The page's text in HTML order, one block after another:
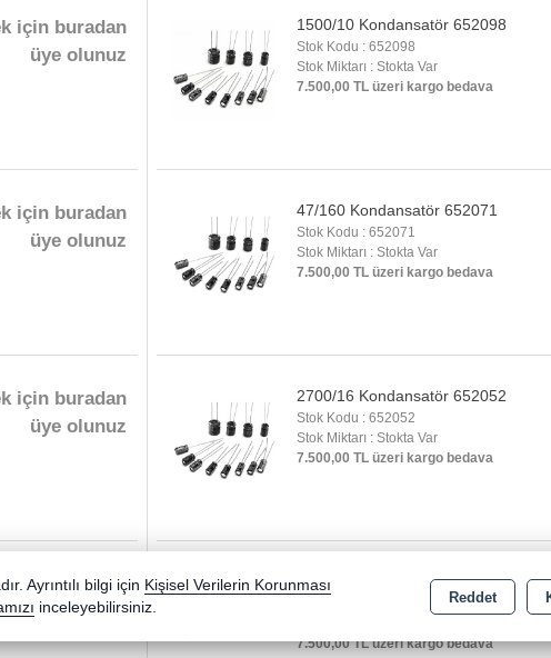
için buradan
üye olunuz
1500/10 Kondansatör 652098
Stok Kodu : 652098
Stok Miktarı : Stokta Var
7.500,00 TL üzeri kargo bedava
için buradan
üye olunuz
47/160 Kondansatör 652071
Stok Kodu : 652071
Stok Miktarı : Stokta Var
7.500,00 TL üzeri kargo bedava
için buradan
üye olunuz
2700/16 Kondansatör 652052
Stok Kodu : 652052
Stok Miktarı : Stokta Var
7.500,00 TL üzeri kargo bedava
için buradan
üye olunuz
330/63 Kondansatör 652130
7.500,00 TL üzeri kargo bedava
Ayrıntılı bilgi için Kişisel Verilerin Korunması
inceleyebilirsiniz.
Reddet